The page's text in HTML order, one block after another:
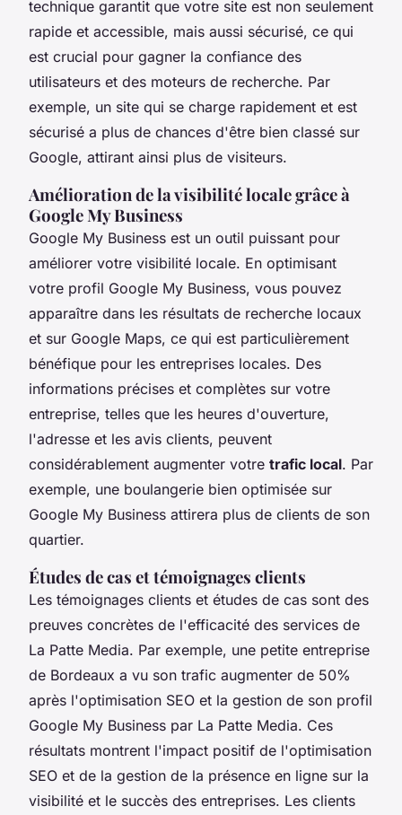
technique garantit que votre site est non seulement
rapide et accessible, mais aussi sécurisé, ce qui
est crucial pour gagner la confiance des
utilisateurs et des moteurs de recherche. Par
exemple, un site qui se charge rapidement et est
sécurisé a plus de chances d'être bien classé sur
Google, attirant ainsi plus de visiteurs.
Amélioration de la visibilité locale grâce à
Google My Business
Google My Business est un outil puissant pour
améliorer votre visibilité locale. En optimisant
votre profil Google My Business, vous pouvez
apparaître dans les résultats de recherche locaux
et sur Google Maps, ce qui est particulièrement
bénéfique pour les entreprises locales. Des
informations précises et complètes sur votre
entreprise, telles que les heures d'ouverture,
l'adresse et les avis clients, peuvent
considérablement augmenter votre trafic local. Par
exemple, une boulangerie bien optimisée sur
Google My Business attirera plus de clients de son
quartier.
Études de cas et témoignages clients
Les témoignages clients et études de cas sont des
preuves concrètes de l'efficacité des services de
La Patte Media. Par exemple, une petite entreprise
de Bordeaux a vu son trafic augmenter de 50%
après l'optimisation SEO et la gestion de son profil
Google My Business par La Patte Media. Ces
résultats montrent l'impact positif de l'optimisation
SEO et de la gestion de la présence en ligne sur la
visibilité et le succès des entreprises. Les clients